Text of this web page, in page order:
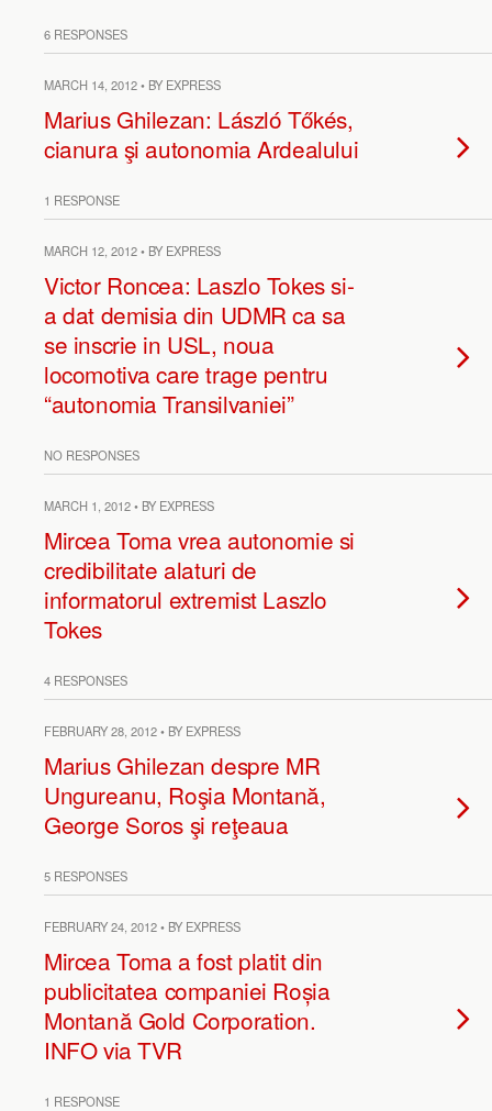
6 RESPONSES
MARCH 14, 2012 • BY EXPRESS
Marius Ghilezan: László Tőkés,
cianura şi autonomia Ardealului
1 RESPONSE
MARCH 12, 2012 • BY EXPRESS
Victor Roncea: Laszlo Tokes si-
a dat demisia din UDMR ca sa
se inscrie in USL, noua
locomotiva care trage pentru
“autonomia Transilvaniei”
NO RESPONSES
MARCH 1, 2012 • BY EXPRESS
Mircea Toma vrea autonomie si
credibilitate alaturi de
informatorul extremist Laszlo
Tokes
4 RESPONSES
FEBRUARY 28, 2012 • BY EXPRESS
Marius Ghilezan despre MR
Ungureanu, Roşia Montană,
George Soros şi reţeaua
5 RESPONSES
FEBRUARY 24, 2012 • BY EXPRESS
Mircea Toma a fost platit din
publicitatea companiei Roșia
Montană Gold Corporation.
INFO via TVR
1 RESPONSE